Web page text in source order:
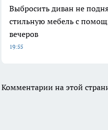
Выбросить диван не
стильную мебель с
вечеров
19:55
Комментарии на этой